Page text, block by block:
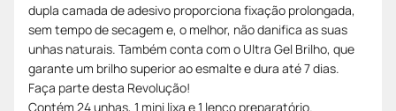
dupla camada de adesivo proporciona fixação prolongada,
sem tempo de secagem e, o melhor, não danifica as suas
unhas naturais. Também conta com o Ultra Gel Brilho, que
garante um brilho superior ao esmalte e dura até 7 dias.
Faça parte desta Revolução!
Contém 24 unhas, 1 mini lixa e 1 lenço preparatório.